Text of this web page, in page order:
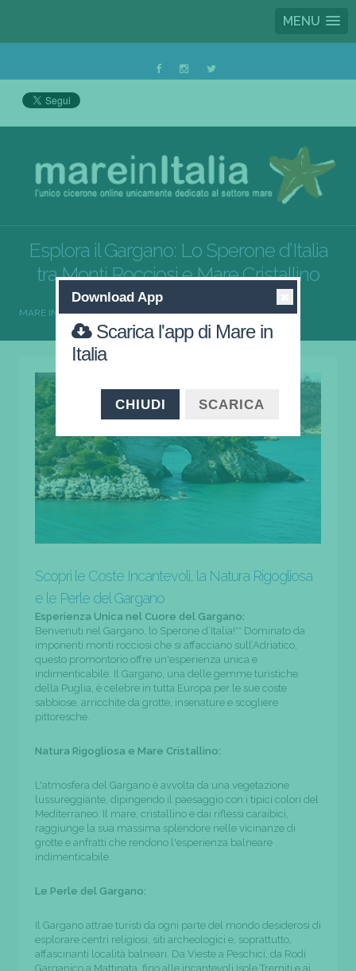
MENU
Esplora il Gargano: Lo Sperone d’Italia
tra Monti Rocciosi e Mare Cristallino
MARE IN ITALIA MARE GARGANO
Scopri le Coste Incantevoli, la Natura Rigogliosa
e le Perle del Gargano
Esperienza Unica nel Cuore del Gargano:
Benvenuti nel Gargano, lo Sperone d’Italia!** Dominato da
imponenti monti rocciosi che si affacciano sull’Adriatico,
questo promontorio offre un'esperienza unica e
indimenticabile. Il Gargano, una delle gemme turistiche
della Puglia, è celebre in tutta Europa per le sue coste
sabbiose, arricchite da grotte, insenature e scogliere
pittoresche.
Natura Rigogliosa e Mare Cristallino:
L'atmosfera del Gargano è avvolta da una vegetazione
lussureggiante, dipingendo il paesaggio con i tipici colori del
Mediterraneo. Il mare, cristallino e dai riflessi caraibici,
raggiunge la sua massima splendore nelle vicinanze di
grotte e anfratti che rendono l'esperienza balneare
indimenticabile.
Le Perle del Gargano:
Il Gargano attrae turisti da ogni parte del mondo desiderosi di
esplorare centri religiosi, siti archeologici e, soprattutto,
affascinanti località balneari. Da Vieste a Peschici, da Rodi
Garganico a Mattinata, fino alle incantevoli Isole Tremiti e ai
Download App
Scarica l'app di Mare in
Italia
CHIUDI SCARICA